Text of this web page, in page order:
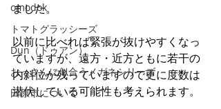
omodok
トマトグラッシーズ
Dun（ドゥアン）
おっさんに似合うメガネシリーズ
田原市について
ました。
以前に比べれば緊張が抜けやすくなっ
ていますが、遠方・近方ともに若干の
内斜位が残っていますので更に度数は
潜伏している可能性も考えられます。